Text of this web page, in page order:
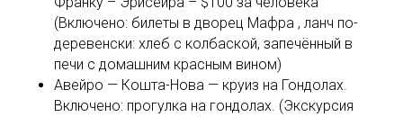
(Включено: билеты в дворец Мафра , ланч по-
деревенски: хлеб с колбаской, запечённый в
печи с домашним красным вином)
Авейро — Кошта-Нова — круиз на Гондолах.
Включено: прогулка на гондолах. (Экскурсия